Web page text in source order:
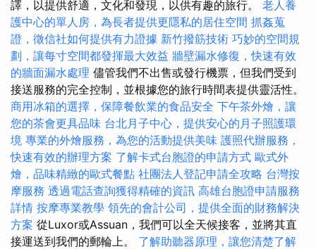
譯，以提供舒適，文化和發現，以供有趣的旅行。 老人養
護中心的單人房，為長者提供更隱私的居住空間 抓姦蒐
證，徵信社如何提供有力證據 新竹撥筋技術 巧妙的空間規
劃，讓每寸空間都發揮最大效益 牆壁漏水修復，快速有效
的牆面漏水處理 儘管我們不出售或發行機票，但我們受到
接送服務的完全控制，並根據您的旅行時間表提供靈活性。
商用冰箱的選擇，保障餐飲業的食品安全 下午茶外燴，讓
您的茶會更具品味 台北月子中心，提供安心的月子照護環
境 專業的外燴服務，為您的活動提供美味 護照代辦服務，
快速有效的辦理方案 了解卡式台胞證的申請方式 歐式外
燴，品味精緻的歐式餐點 社團法人登記申請全攻略 台灣按
摩服務 透過電話查詢獲得精確的資訊 高雄台胞證申請服務
詳情 按摩專業教學 領先的會計公司，提供全面的財務解決
方案 從Luxor或Assuan，我們可以全天候接客，並將其直
接運送到我們的郵輪上。 了解助聽器原理，讓您清楚了解